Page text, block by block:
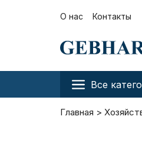
О нас Контакты
Все
Главная